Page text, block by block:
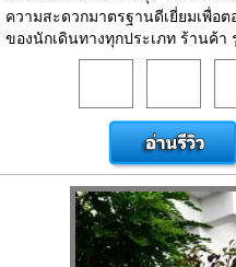
ความสะดวกมาตรฐานดีเยี่ยมเพื่อ
ของนักเดินทางทุกประเภท ร้านค้า